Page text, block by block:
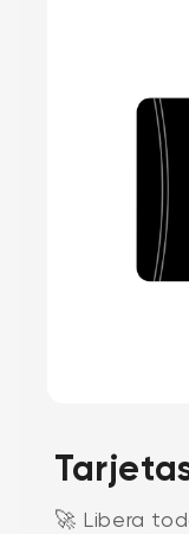
🚀 Libera